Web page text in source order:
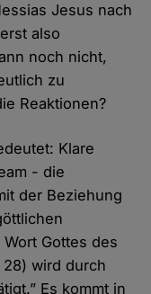
Jesus nach
also
noch nicht,
zu
Reaktionen?
Klare
- die
der Beziehung
Gottes des
28) wird durch
Es kommt in